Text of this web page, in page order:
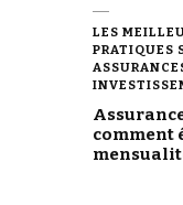
LES
PRATIQUES
comment